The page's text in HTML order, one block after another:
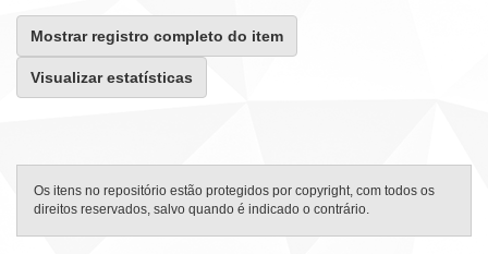
Mostrar registro completo do item
Visualizar estatísticas
Os itens no repositório estão protegidos por copyright, com todos os
direitos reservados, salvo quando é indicado o contrário.